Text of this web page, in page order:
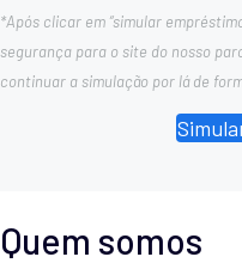
*Após clicar em “simular
segurança para o site do nosso
continuar a simulação por lá de
Quem somos